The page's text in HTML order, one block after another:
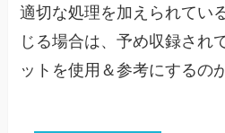
適切な処理を加えられてい
じる場合は、予め収録され
ットを使用＆参考にするの